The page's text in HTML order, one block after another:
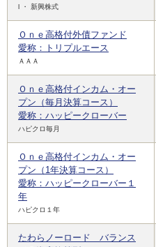
l ・ 新興株式
Ｏｎｅ高格付外債ファンド
愛称：トリプルエース
ＡＡＡ
Ｏｎｅ高格付インカム・オー
プン（毎月決算コース）
愛称：ハッピークローバー
ハピクロ毎月
Ｏｎｅ高格付インカム・オー
プン（1年決算コース）
愛称：ハッピークローバー１
年
ハピクロ１年
たわらノーロード バランス